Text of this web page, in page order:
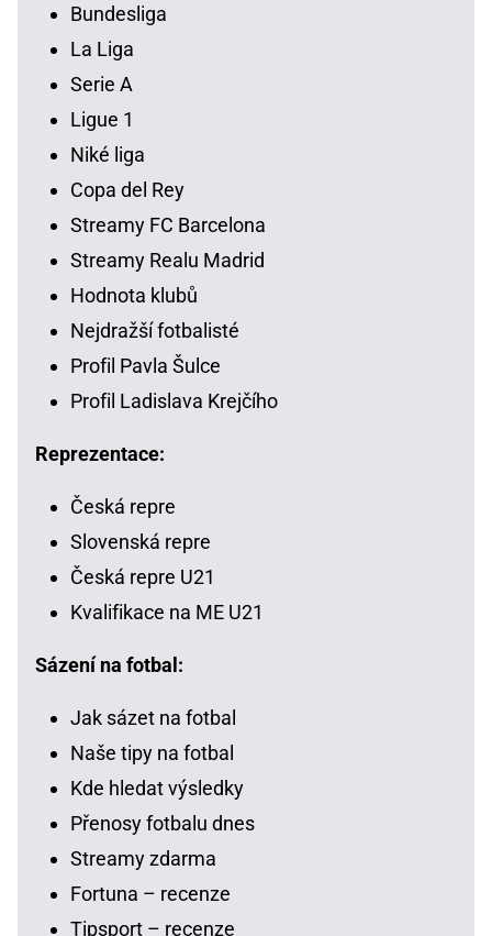
Bundesliga
La Liga
Serie A
Ligue 1
Niké liga
Copa del Rey
Streamy FC Barcelona
Streamy Realu Madrid
Hodnota klubů
Nejdražší fotbalisté
Profil Pavla Šulce
Profil Ladislava Krejčího
Reprezentace:
Česká repre
Slovenská repre
Česká repre U21
Kvalifikace na ME U21
Sázení na fotbal:
Jak sázet na fotbal
Naše tipy na fotbal
Kde hledat výsledky
Přenosy fotbalu dnes
Streamy zdarma
Fortuna – recenze
Tipsport – recenze